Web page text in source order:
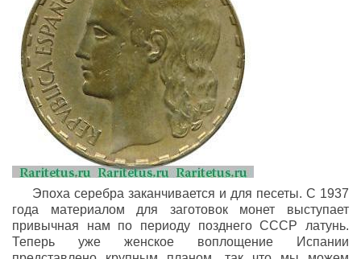
Эпоха серебра заканчивается и для песеты. С 1937
года материалом для заготовок монет выступает
привычная нам по периоду позднего СССР латунь.
Теперь уже женское воплощение Испании